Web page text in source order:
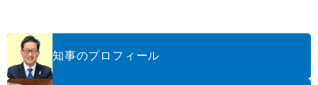
知事のプロフィール